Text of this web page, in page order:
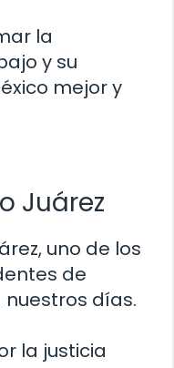
la
y su
mejor y
Juárez
uno de los
de
días.
la justicia